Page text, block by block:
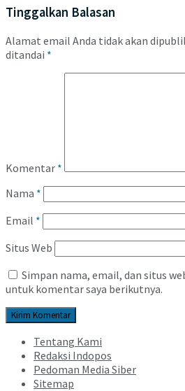
Tinggalkan Balasan
Alamat email Anda tidak akan
ditandai *
Komentar *
Nama *
Email *
Situs Web
Simpan nama, email, dan situs
untuk komentar saya berikutnya.
Tentang Kami
Redaksi Indopos
Pedoman Media Siber
Sitemap